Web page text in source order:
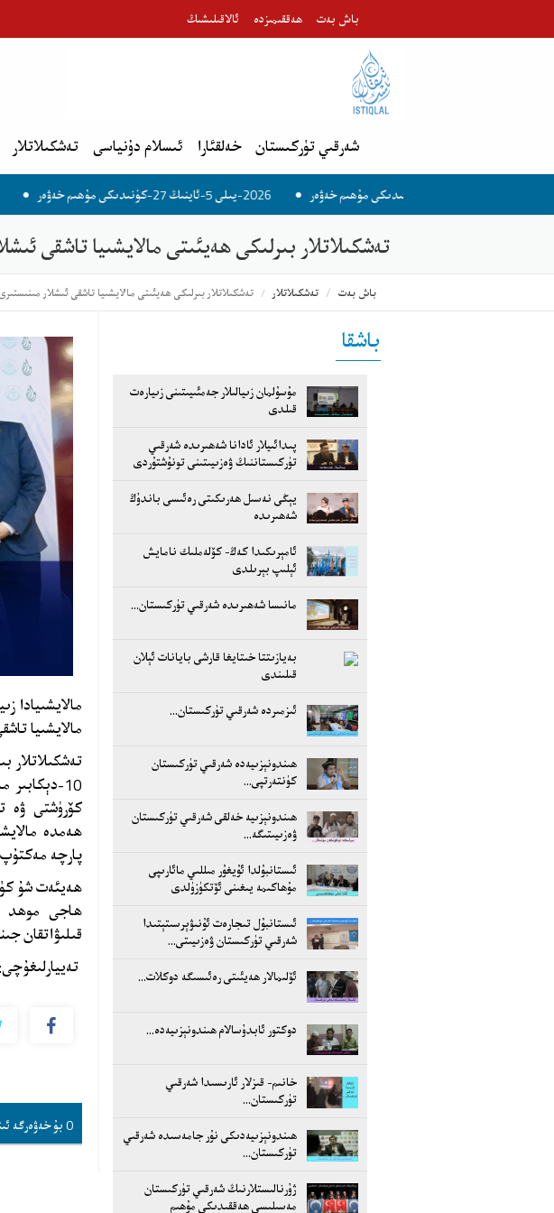
ئالاقىلىشىڭ ھەققىمىزدە باش بەت
تەشكىلاتلار ئىسلام دۇنياسى خەلقئارا شەرقىي تۈركىستان
2026-يىلى 5-ئاينىڭ 31-كۈنىدىكى مۇھىم خەۋەر 2026-يىلى 5-ئاينىڭ 27-كۈنىدىكى مۇھىم خەۋەر
تەشكىلاتلار بىرلىكى ھەيئىتى مالايشىيا تاشقى
باش بەت تەشكىلاتلار تەشكىلاتلار بىرلىكى ھەيئىتى مالايشىيا تاشقى ئىشلار
مالايشىيا
تەشكىلاتلار
10-
كۆرۈشتى ۋە
ھەمدە
پارچە
ھەيئەت شۇ
ھاجى موھد
قىلىۋاتقان
0 بۇ خەۋەرگە ئىنكاس يوق
باشقا
مۇسۇلمان زىيالىلار جەمئىيىتىنى زىيارەت
قىلدى
پىدائىيلار ئادانا شەھىرىدە شەرقىي
تۈركىستاننىڭ ۋەزىيىتىنى تونۇشتۇردى
يېڭى نەسىل ھەرىكىتى رەئىسى باندۇڭ
شەھىرىدە
ئامېرىكىدا كەڭ- كۆلەملىك نامايش
ئېلىپ بېرىلدى
مانىسا شەھىرىدە شەرقىي تۈركىستان...
بەيازىتتا خىتايغا قارشى بايانات ئېلان
قىلىندى
ئىزمىردە شەرقىي تۈركىستان...
ھىندونېزىيەدە شەرقىي تۈركىستان
كۈنتەرتپى...
ھىندونېزىيە خەلقى شەرقىي تۈركىستان
ۋەزىيىتىگە...
ئىستانبۇلدا ئۇيغۇر مىللىي مائارىپى
مۇھاكىمە يىغىنى ئۆتكۈزۈلدى
ئىستانبۇل تىجارەت ئۇنىۋېرسىتېتىدا
شەرقىي تۈركىستان ۋەزىيىتى...
ئۆلىمالار ھەيئىتى رەئىسىگە دوكلات...
دوكتور ئابدۇسالام ھىندونېزىيەدە...
خانىم- قىزلار ئارىسىدا شەرقىي
تۈركىستان...
ھىندونېزىيەدىكى نۇر جامەسىدە شەرقىي
تۈركىستان...
ژۇرنالىستلارنىڭ شەرقىي تۈركىستان
مەسىلىسى ھەققىدىكى مۇھىم